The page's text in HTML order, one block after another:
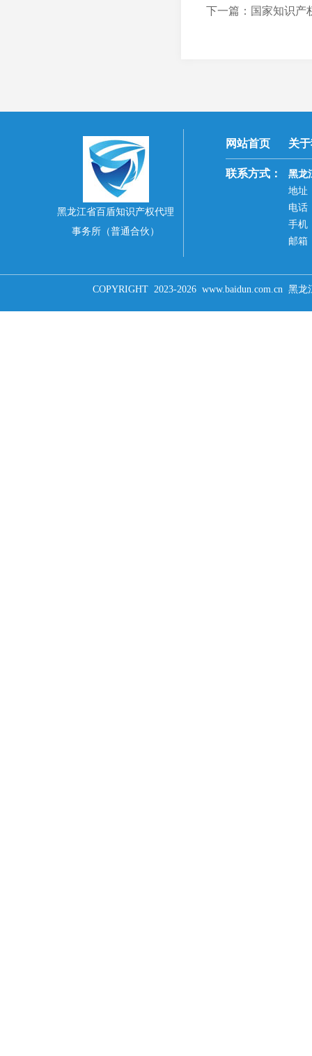
下一篇：国家知识产
黑龙江省百盾知识产权代理
事务所（普通合伙）
网站首页 关
联系方式：
黑龙
地址
电话
手机
邮箱
COPYRIGHT 2023-2026 www.baidun.com.cn 黑